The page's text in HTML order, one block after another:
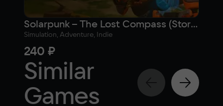
Solarpunk – The Lost Compass (Story Novel)
Simulation, Adventure, Indie
240 ₽
Similar
Games